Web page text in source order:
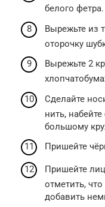
белого фетра.
Вырежьте из
оторочку
Вырежьте 2
Сделайте
нить,
большому
Пришейте
Пришейте
отметить,
добавить